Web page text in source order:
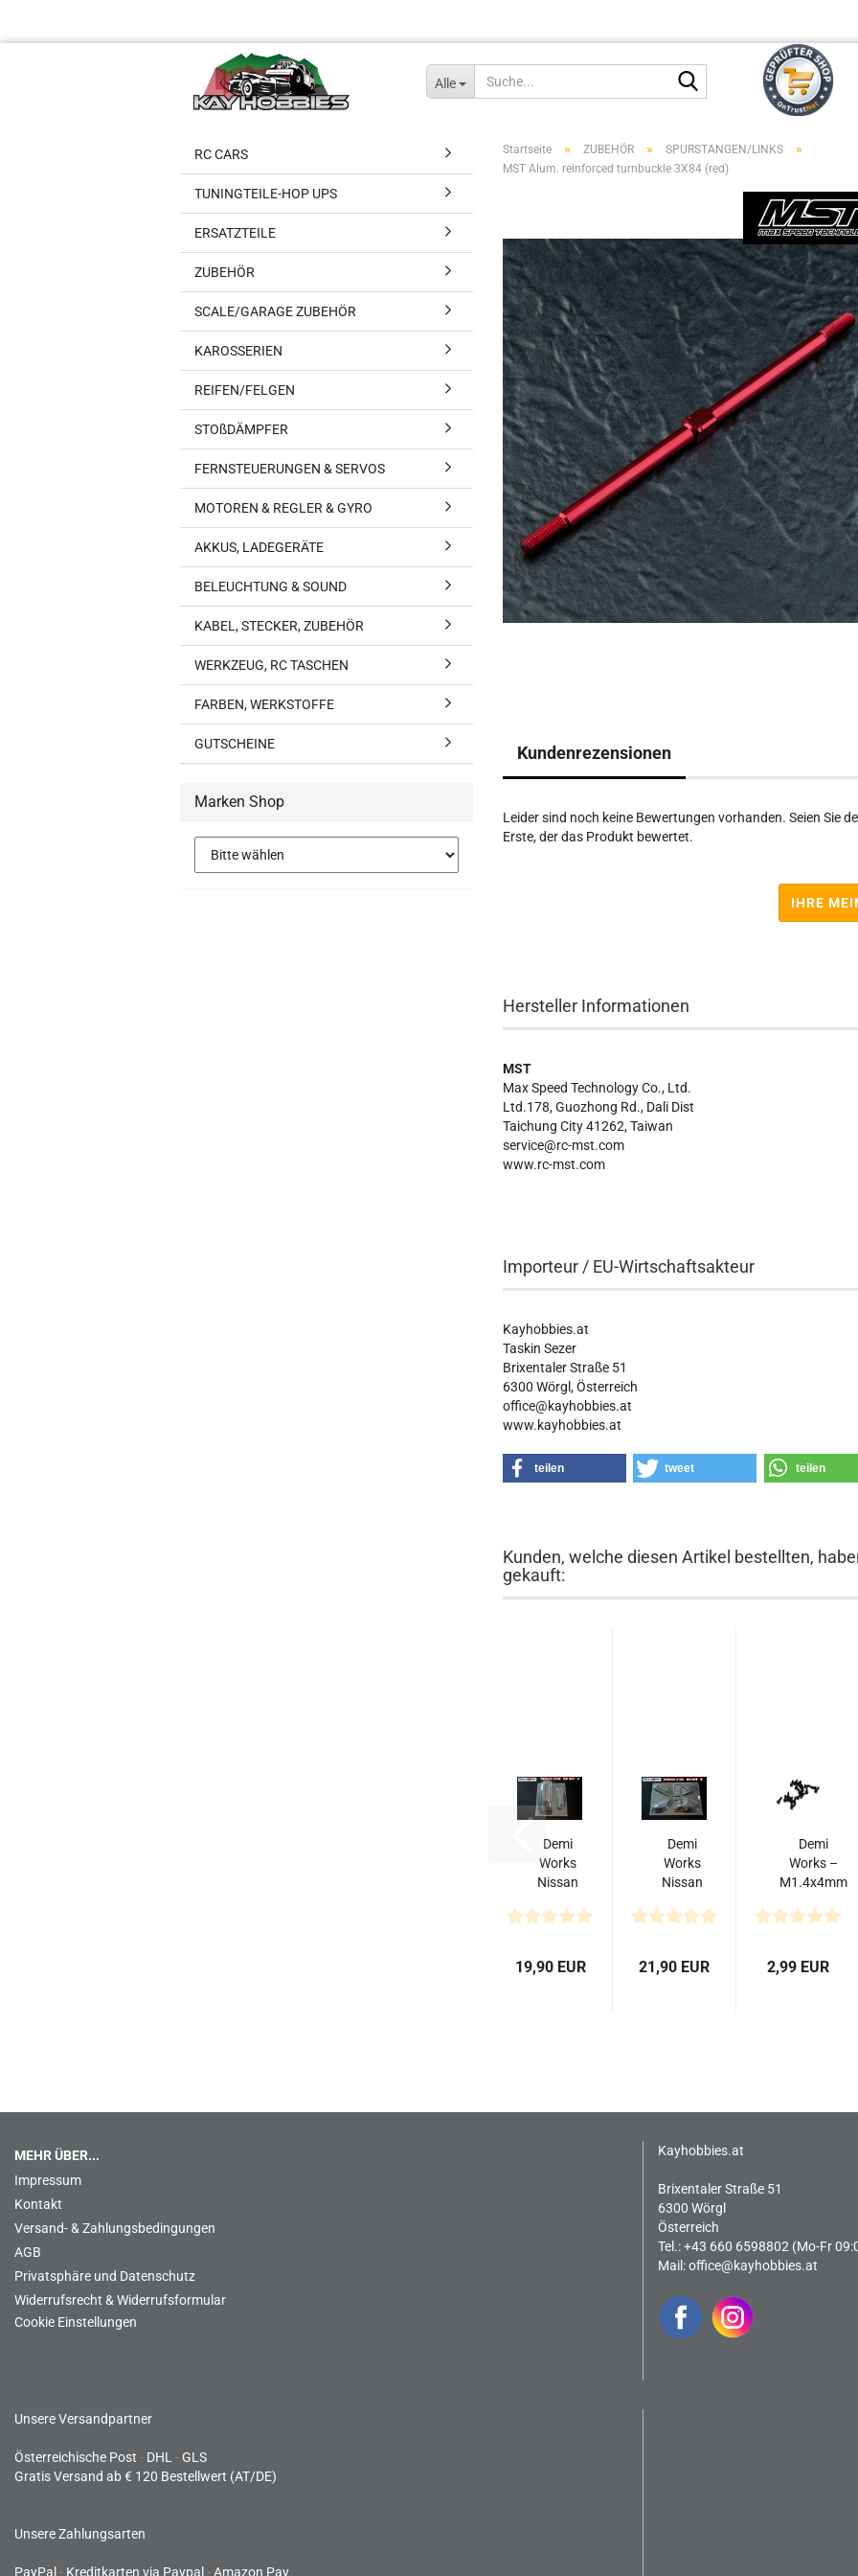
Alle
Startseite » ZUBEHÖR » SPURSTANGEN/LINKS »
MST Alum. reinforced turnbuckle 3X84 (red)
Kundenrezensionen
Leider sind noch keine Bewertungen vorhanden. Seien Sie
Erste, der das Produkt bewertet.
IHRE
Hersteller Informationen
MST
Max Speed Technology Co., Ltd.
Ltd.178, Guozhong Rd., Dali Dist
Taichung City 41262, Taiwan
service@rc-mst.com
www.rc-mst.com
Importeur / EU-Wirtschaftsakteur
Kayhobbies.at
Taskin Sezer
Brixentaler Straße 51
6300 Wörgl, Österreich
office@kayhobbies.at
www.kayhobbies.at
teilen tweet teilen
Kunden, welche diesen Artikel bestellten,
gekauft:
Demi
Works
Nissan
Set -A
Wing
+Front...
19,90 EUR
Demi
Works
Nissan
Set - B
Set)
Rocket...
21,90 EUR
Demi
Works –
M1.4x4mm
Self
Screw...
2,99 EUR
RC CARS
TUNINGTEILE-HOP UPS
ERSATZTEILE
ZUBEHÖR
SCALE/GARAGE ZUBEHÖR
KAROSSERIEN
REIFEN/FELGEN
STOßDÄMPFER
FERNSTEUERUNGEN & SERVOS
MOTOREN & REGLER & GYRO
AKKUS, LADEGERÄTE
BELEUCHTUNG & SOUND
KABEL, STECKER, ZUBEHÖR
WERKZEUG, RC TASCHEN
FARBEN, WERKSTOFFE
GUTSCHEINE
Marken Shop
MEHR ÜBER...
Impressum
Kontakt
Versand- & Zahlungsbedingungen
AGB
Privatsphäre und Datenschutz
Widerrufsrecht & Widerrufsformular
Cookie Einstellungen
Kayhobbies.at
Brixentaler Straße 51
6300 Wörgl
Österreich
Tel.: +43 660 6598802 (Mo-Fr
Mail:office@kayhobbies.at
Unsere Versandpartner
Österreichische Post - DHL -GLS
Gratis Versand ab € 120 Bestellwert (AT/DE)
Unsere Zahlungsarten
PayPal - Kreditkarten via Paypal -Amazon Pay